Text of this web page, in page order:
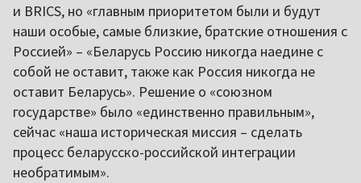
и BRICS, но «главным приоритетом были и будут
наши особые, самые близкие, братские отношения с
Россией» – «Беларусь Россию никогда наедине с
собой не оставит, также как Россия никогда не
оставит Беларусь». Решение о «союзном
государстве» было «единственно правильным»,
сейчас «наша историческая миссия – сделать
процесс беларусско-российской интеграции
необратимым».